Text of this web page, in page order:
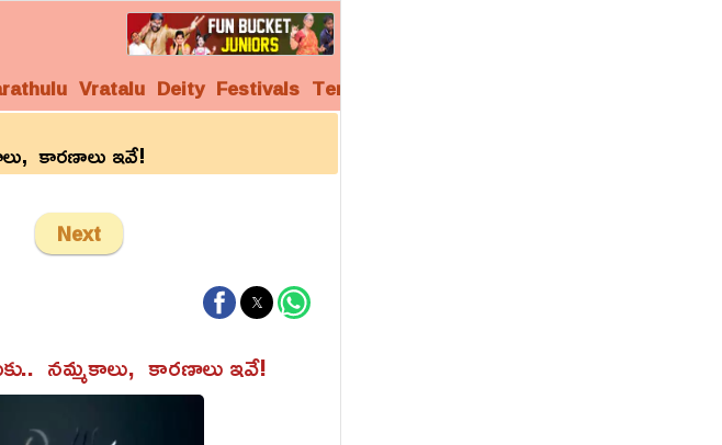
Vratalu Deity Festivals Temples
కారణాలు ఇవే!
Next
నమ్మకాలు, కారణాలు ఇవే!